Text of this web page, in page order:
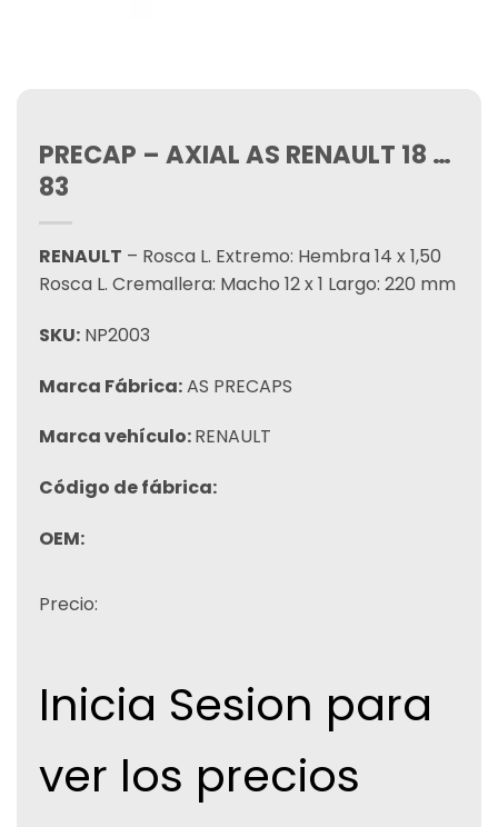
PRECAP – AXIAL AS RENAULT 18 …
83
RENAULT – Rosca L. Extremo: Hembra 14 x 1,50
Rosca L. Cremallera: Macho 12 x 1 Largo: 220 mm
SKU: NP2003
Marca Fábrica:AS PRECAPS
Marca vehículo:RENAULT
Código de fábrica:
OEM:
Precio:
Inicia Sesion para
ver los precios